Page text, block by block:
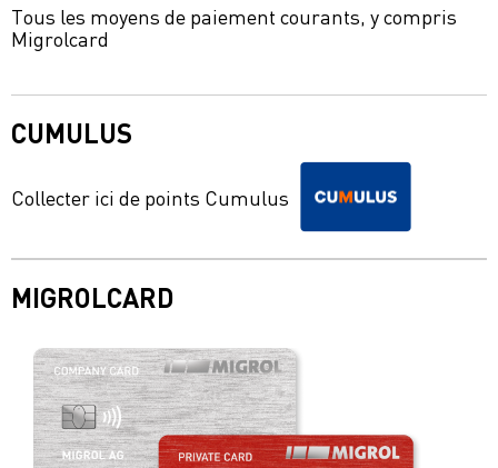
Tous les moyens de paiement courants, y compris
Migrolcard
CUMULUS
Collecter ici de points Cumulus
MIGROLCARD